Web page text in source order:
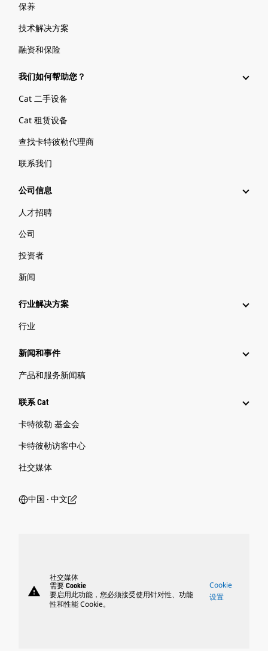
保养
技术解决方案
融资和保险
我们如何帮助您？
Cat 二手设备
Cat 租赁设备
查找卡特彼勒代理商
联系我们
公司信息
人才招聘
公司
投资者
新闻
行业解决方案
行业
新闻和事件
产品和服务新闻稿
联系 Cat
卡特彼勒 基金会
卡特彼勒访客中心
社交媒体
中国 ‧ 中文
warning
社交媒体
需要 Cookie
要启用此功能，您必须接受使用针对性、功能
性和性能 Cookie。
Cookie
设置